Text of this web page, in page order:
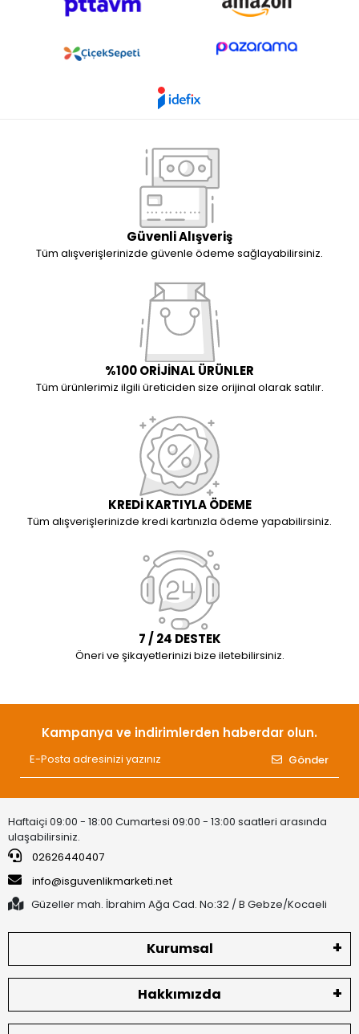
Güvenli Alışveriş
Tüm alışverişlerinizde güvenle ödeme sağlayabilirsiniz.
%100 ORİJİNAL ÜRÜNLER
Tüm ürünlerimiz ilgili üreticiden size orijinal olarak satılır.
KREDİ KARTIYLA ÖDEME
Tüm alışverişlerinizde kredi kartınızla ödeme yapabilirsiniz.
7 / 24 DESTEK
Öneri ve şikayetlerinizi bize iletebilirsiniz.
Kampanya ve indirimlerden haberdar olun.
Gönder
Haftaiçi 09:00 - 18:00 Cumartesi 09:00 - 13:00 saatleri arasında
ulaşabilirsiniz.
02626440407
info@isguvenlikmarketi.net
Güzeller mah. İbrahim Ağa Cad. No:32 / B Gebze/Kocaeli
Kurumsal
Hakkımızda